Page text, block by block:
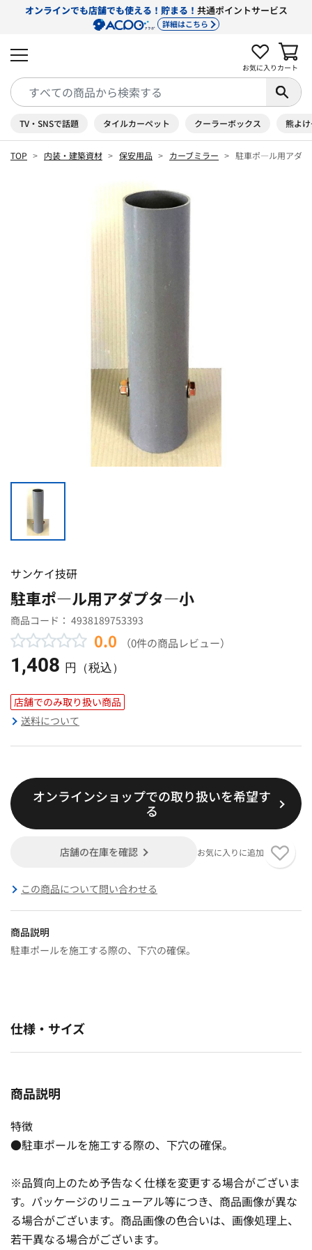
オンラインでも店舗でも使える！貯まる！ 共通ポイントサービス
詳細はこちら
お気に入り カート
TV・SNSで話題 タイルカーペット クーラーボックス 熊よ
TOP 内装・建築資材 保安用品 カーブミラー 駐車ポ―ル用アダ
サンケイ技研
駐車ポ―ル用アダプタ―小
商品コード： 4938189753393
0.0 （0件の商品レビュー）
1,408 円（税込）
店舗でのみ取り扱い商品
送料について
オンラインショップでの取り扱いを希望す
る
店舗の在庫を確認 お気に入りに追加
この商品について問い合わせる
商品説明
駐車ポールを施工する際の、下穴の確保。
仕様・サイズ
商品説明
特徴
●駐車ポールを施工する際の、下穴の確保。
※品質向上のため予告なく仕様を変更する場合がございま
す。パッケージのリニューアル等につき、商品画像が異な
る場合がございます。商品画像の色合いは、画像処理上、
若干異なる場合がございます。